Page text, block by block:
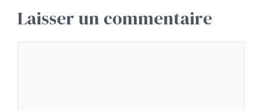
Laisser un commentaire